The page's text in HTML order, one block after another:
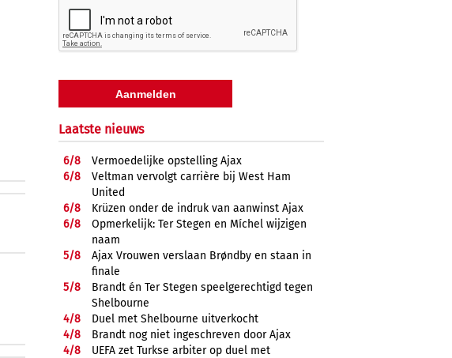
Laatste nieuws
6/8
Vermoedelijke opstelling Ajax
6/8
Veltman vervolgt carrière bij West Ham
United
6/8
Krüzen onder de indruk van aanwinst Ajax
6/8
Opmerkelijk: Ter Stegen en Míchel wijzigen
naam
5/8
Ajax Vrouwen verslaan Brøndby en staan in
finale
5/8
Brandt én Ter Stegen speelgerechtigd tegen
Shelbourne
4/8
Duel met Shelbourne uitverkocht
4/8
Brandt nog niet ingeschreven door Ajax
4/8
UEFA zet Turkse arbiter op duel met